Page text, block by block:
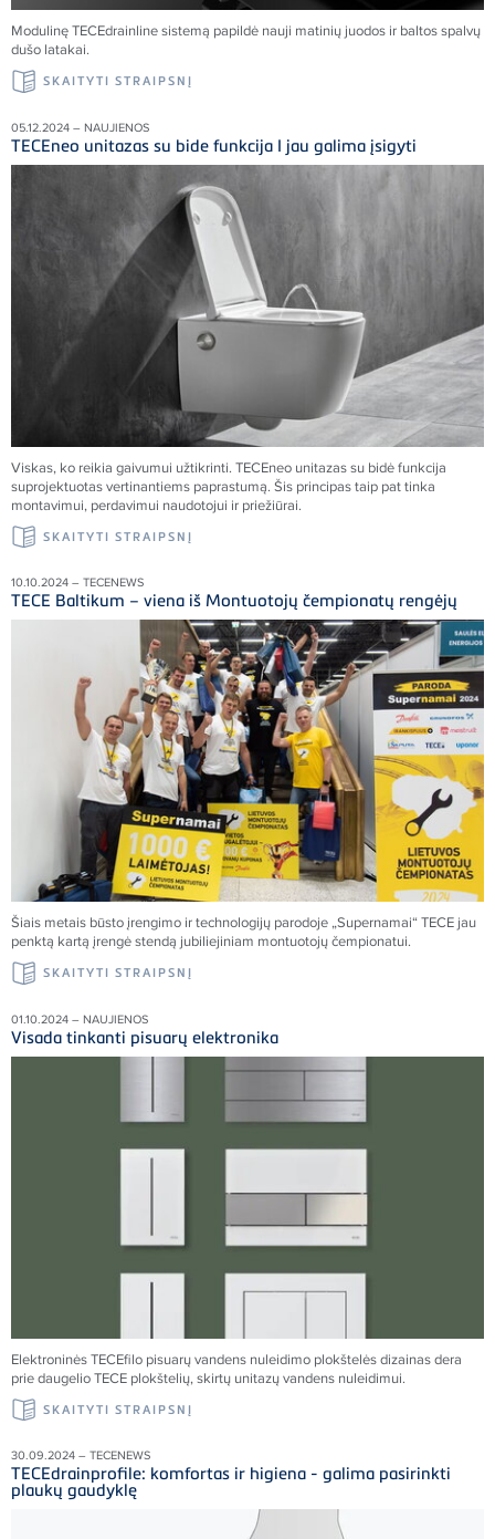
Modulinę TECEdrainline sistemą papildė nauji matinių juodos ir baltos spalvų
dušo latakai.
SKAITYTI STRAIPSNĮ
05.12.2024 – NAUJIENOS
TECEneo unitazas su bide funkcija I jau galima įsigyti
Viskas, ko reikia gaivumui užtikrinti. TECEneo unitazas su bidė funkcija
suprojektuotas vertinantiems paprastumą. Šis principas taip pat tinka
montavimui, perdavimui naudotojui ir priežiūrai.
SKAITYTI STRAIPSNĮ
10.10.2024 – TECENEWS
TECE Baltikum – viena iš Montuotojų čempionatų rengėjų
Šiais metais būsto įrengimo ir technologijų parodoje „Supernamai“ TECE jau
penktą kartą įrengė stendą jubiliejiniam montuotojų čempionatui.
SKAITYTI STRAIPSNĮ
01.10.2024 – NAUJIENOS
Visada tinkanti pisuarų elektronika
Elektroninės TECEfilo pisuarų vandens nuleidimo plokštelės dizainas dera
prie daugelio TECE plokštelių, skirtų unitazų vandens nuleidimui.
SKAITYTI STRAIPSNĮ
30.09.2024 – TECENEWS
TECEdrainprofile: komfortas ir higiena - galima pasirinkti
plaukų gaudyklę